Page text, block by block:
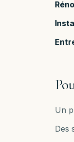
Un
Des